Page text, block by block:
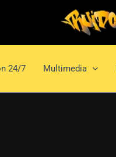
24/7 Multimedia